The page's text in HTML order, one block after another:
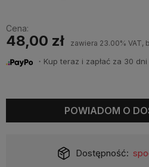
Cena:
48,00 zł zawiera 23.00%
・Kup teraz i zapłać za 30 dni
POWIADOM O
Dostępność: